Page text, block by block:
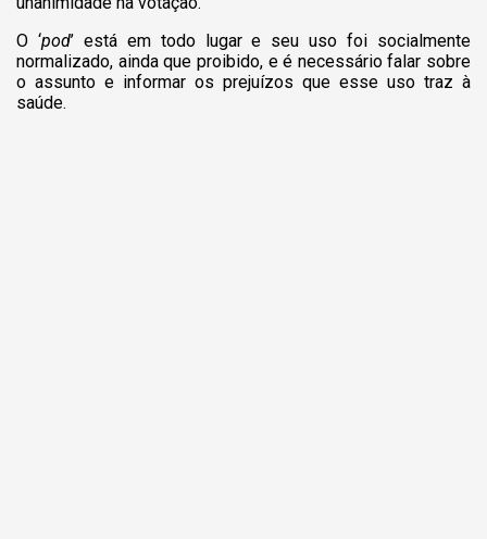
O ‘pod’ está em todo lugar e seu uso foi socialmente
normalizado, ainda que proibido, e é necessário falar sobre
o assunto e informar os prejuízos que esse uso traz à
saúde.